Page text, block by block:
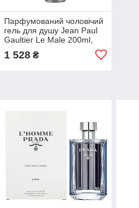
Парфумований чоловічий
гель для душу Jean Paul
Gaultier Le Male 200ml,
східний фужерний аромат
1 528₴